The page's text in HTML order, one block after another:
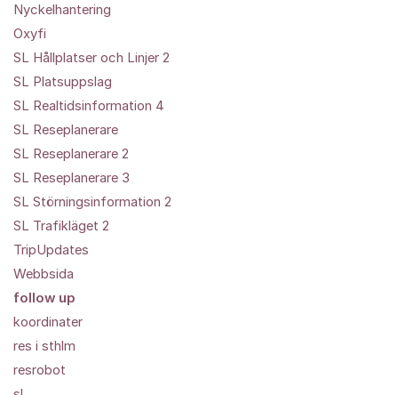
Nyckelhantering
Oxyfi
SL Hållplatser och Linjer 2
SL Platsuppslag
SL Realtidsinformation 4
SL Reseplanerare
SL Reseplanerare 2
SL Reseplanerare 3
SL Störningsinformation 2
SL Trafikläget 2
TripUpdates
Webbsida
follow up
koordinater
res i sthlm
resrobot